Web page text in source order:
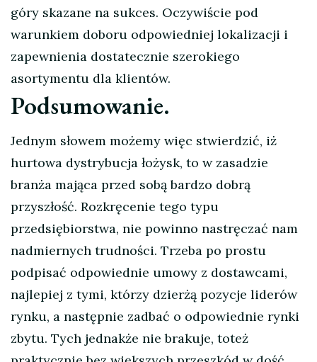
góry skazane na sukces. Oczywiście pod
warunkiem doboru odpowiedniej lokalizacji i
zapewnienia dostatecznie szerokiego
asortymentu dla klientów.
Podsumowanie.
Jednym słowem możemy więc stwierdzić, iż
hurtowa dystrybucja łożysk, to w zasadzie
branża mająca przed sobą bardzo dobrą
przyszłość. Rozkręcenie tego typu
przedsiębiorstwa, nie powinno nastręczać nam
nadmiernych trudności. Trzeba po prostu
podpisać odpowiednie umowy z dostawcami,
najlepiej z tymi, którzy dzierżą pozycje liderów
rynku, a następnie zadbać o odpowiednie rynki
zbytu. Tych jednakże nie brakuje, toteż